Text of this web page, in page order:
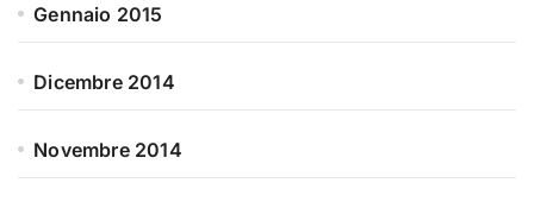
Gennaio 2015
Dicembre 2014
Novembre 2014